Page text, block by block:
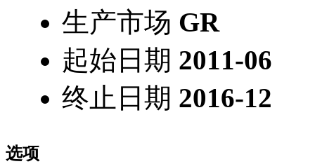
生产市场 GR
起始日期 2011-06
终止日期 2016-12
选项